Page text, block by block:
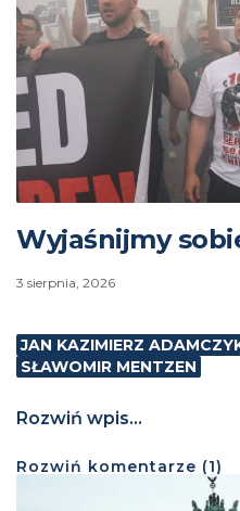
Wyjaśnijmy
3 sierpnia, 2026
JAN KAZIMIERZ
SŁAWOMIR MENTZEN
Rozwiń wpis...
Rozwiń komentarze (1)